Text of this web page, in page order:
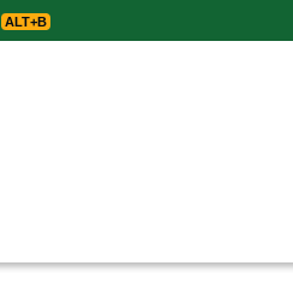
ALT+B